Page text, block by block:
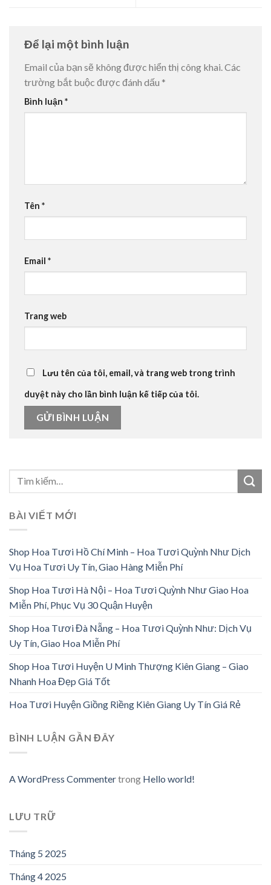
Để lại một bình luận
Email của bạn sẽ không được hiển thị công khai. Các
trường bắt buộc được đánh dấu *
Bình luận *
Tên *
Email *
Trang web
Lưu tên của tôi, email, và trang web trong trình
duyệt này cho lần bình luận kế tiếp của tôi.
BÀI VIẾT MỚI
Shop Hoa Tươi Hồ Chí Minh – Hoa Tươi Quỳnh Như Dịch
Vụ Hoa Tươi Uy Tín, Giao Hàng Miễn Phí
Shop Hoa Tươi Hà Nội – Hoa Tươi Quỳnh Như Giao Hoa
Miễn Phí, Phục Vụ 30 Quận Huyện
Shop Hoa Tươi Đà Nẵng – Hoa Tươi Quỳnh Như: Dịch Vụ
Uy Tín, Giao Hoa Miễn Phí
Shop Hoa Tươi Huyện U Minh Thượng Kiên Giang – Giao
Nhanh Hoa Đẹp Giá Tốt
Hoa Tươi Huyện Giồng Riềng Kiên Giang Uy Tín Giá Rẻ
BÌNH LUẬN GẦN ĐÂY
A WordPress Commentertrong Hello world!
LƯU TRỮ
Tháng 5 2025
Tháng 4 2025